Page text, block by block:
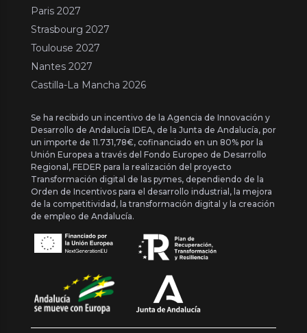
Paris 2027
Strasbourg 2027
Toulouse 2027
Nantes 2027
Castilla-La Mancha 2026
Se ha recibido un incentivo de la Agencia de Innovación y
Desarrollo de Andalucía IDEA, de la Junta de Andalucía, por
un importe de 11.731,78€, cofinanciado en un 80% por la
Unión Europea a través del Fondo Europeo de Desarrollo
Regional, FEDER para la realización del proyecto
Transformación digital de las pymes, dependiendo de la
Orden de Incentivos para el desarrollo industrial, la mejora
de la competitividad, la transformación digital y la creación
de empleo de Andalucía.